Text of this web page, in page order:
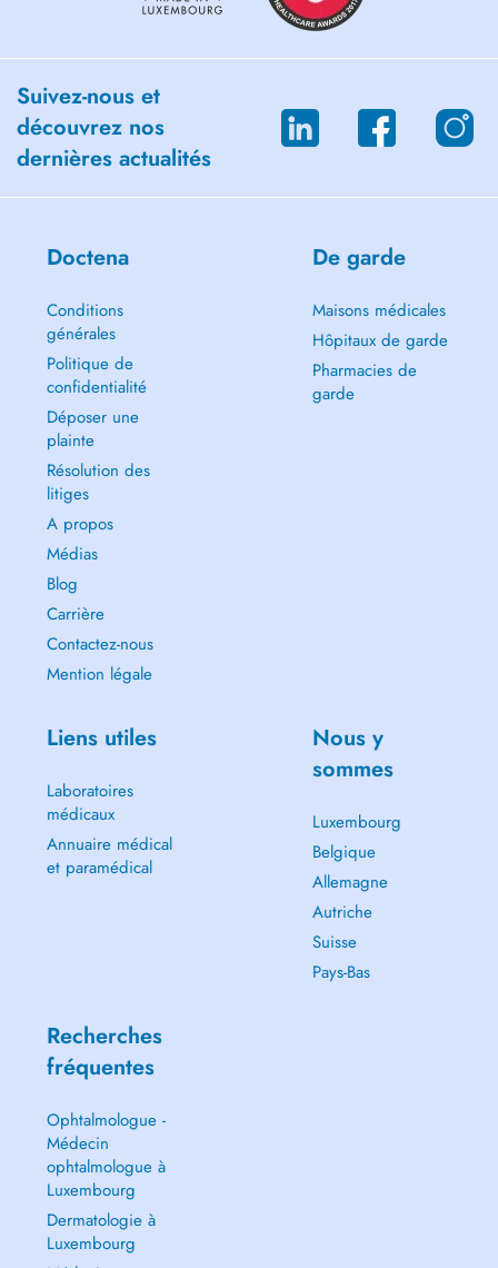
Suivez-nous et
découvrez nos
dernières actualités
Doctena
Conditions
générales
Politique de
confidentialité
Déposer une
plainte
Résolution des
litiges
A propos
Médias
Blog
Carrière
Contactez-nous
Mention légale
De garde
Maisons médicales
Hôpitaux de garde
Pharmacies de
garde
Liens utiles
Laboratoires
médicaux
Annuaire médical
et paramédical
Nous y
sommes
Luxembourg
Belgique
Allemagne
Autriche
Suisse
Pays-Bas
Recherches
fréquentes
Ophtalmologue -
Médecin
ophtalmologue à
Luxembourg
Dermatologie à
Luxembourg